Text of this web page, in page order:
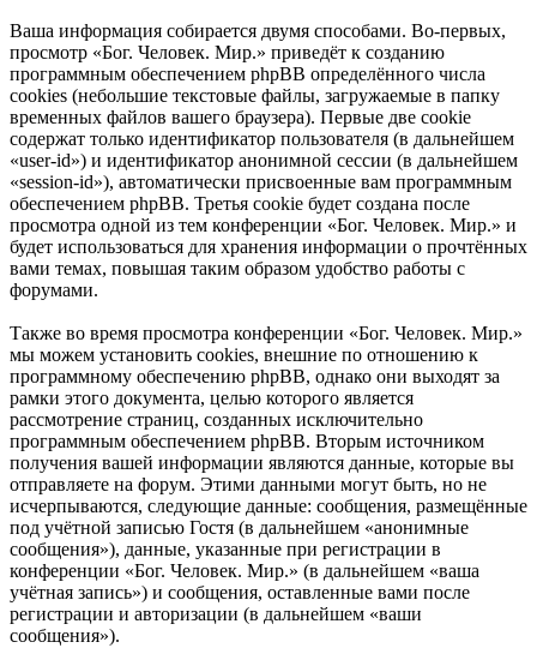
Ваша информация собирается двумя способами. Во-первых,
просмотр «Бог. Человек. Мир.» приведёт к созданию
программным обеспечением phpBB определённого числа
cookies (небольшие текстовые файлы, загружаемые в папку
временных файлов вашего браузера). Первые две cookie
содержат только идентификатор пользователя (в дальнейшем
«user-id») и идентификатор анонимной сессии (в дальнейшем
«session-id»), автоматически присвоенные вам программным
обеспечением phpBB. Третья cookie будет создана после
просмотра одной из тем конференции «Бог. Человек. Мир.» и
будет использоваться для хранения информации о прочтённых
вами темах, повышая таким образом удобство работы с
форумами.
Также во время просмотра конференции «Бог. Человек. Мир.»
мы можем установить cookies, внешние по отношению к
программному обеспечению phpBB, однако они выходят за
рамки этого документа, целью которого является
рассмотрение страниц, созданных исключительно
программным обеспечением phpBB. Вторым источником
получения вашей информации являются данные, которые вы
отправляете на форум. Этими данными могут быть, но не
исчерпываются, следующие данные: сообщения, размещённые
под учётной записью Гостя (в дальнейшем «анонимные
сообщения»), данные, указанные при регистрации в
конференции «Бог. Человек. Мир.» (в дальнейшем «ваша
учётная запись») и сообщения, оставленные вами после
регистрации и авторизации (в дальнейшем «ваши
сообщения»).